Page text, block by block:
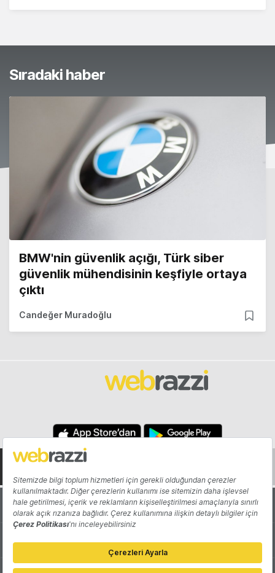
Sıradaki haber
BMW'nin güvenlik açığı, Türk siber
güvenlik mühendisinin keşfiyle ortaya
çıktı
Candeğer Muradoğlu
Hakkında Yazarlar
Katkıda Bulun Reklam